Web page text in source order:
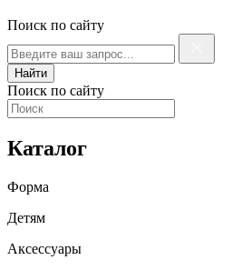
Поиск по сайту
Найти
Поиск по сайту
Каталог
Форма
Детям
Аксессуары